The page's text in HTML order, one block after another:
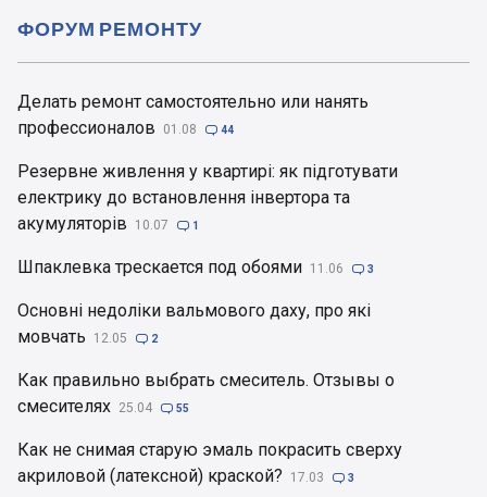
Делать ремонт самостоятельно или нанять
профессионалов
01.08  44
Резервне живлення у квартирі: як підготувати
електрику до встановлення інвертора та
акумуляторів
10.07  1
Шпаклевка трескается под обоями 11.06  3
Основні недоліки вальмового даху, про які
мовчать
12.05  2
Как правильно выбрать смеситель. Отзывы о
смесителях 25.04  55
Как не снимая старую эмаль покрасить сверху
акриловой (латексной) краской?
17.03  3
ФОРУМ РЕМОНТУ